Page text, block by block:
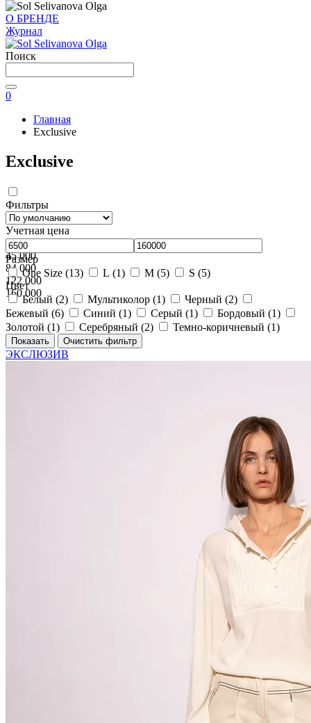
О БРЕНДЕ
Журнал
Поиск
0
Главная
Exclusive
Exclusive
Фильтры
Учетная цена
7 000
45 000
84 000
122 000
160 000
Размер
One Size (13) L (1) M (5) S (5)
Цвет
Белый (2) Мультиколор (1) Черный (2)
Бежевый (6) Синий (1) Серый (1) Бордовый (1)
Золотой (1) Серебряный (2) Темно-коричневый (1)
ЭКСЛЮЗИВ